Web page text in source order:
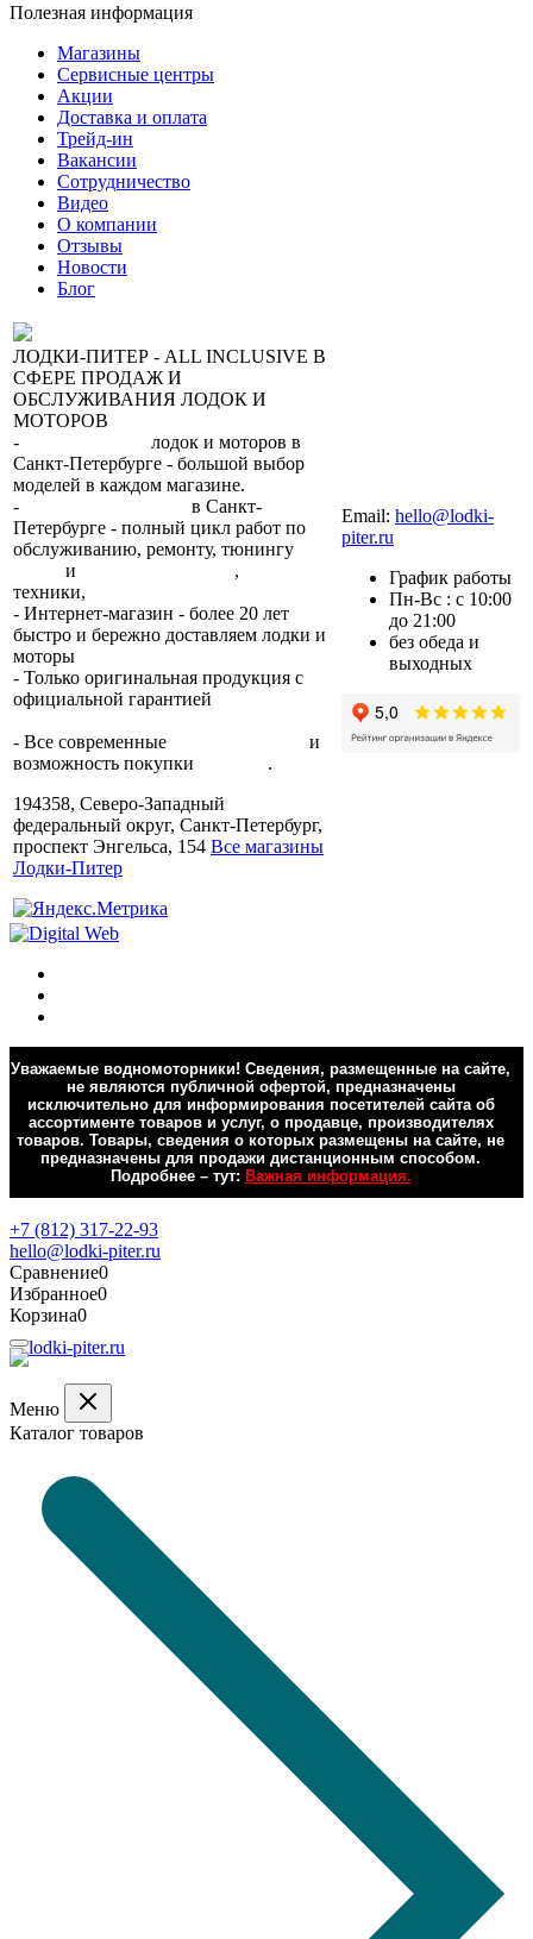
Полезная информация
Магазины
Сервисные центры
Акции
Доставка и оплата
Трейд-ин
Вакансии
Сотрудничество
Видео
О компании
Отзывы
Новости
Блог
ЛОДКИ-ПИТЕР - ALL INCLUSIVE В
СФЕРЕ ПРОДАЖ И
ОБСЛУЖИВАНИЯ ЛОДОК И
МОТОРОВ
-
лодок и моторов в
Санкт-Петербурге - большой выбор
моделей в каждом магазине.
-
в Санкт-
Петербурге - полный цикл работ по
обслуживанию, ремонту, тюнингу
и ,
техники,
- Интернет-магазин - более 20 лет
быстро и бережно доставляем лодки и
моторы
- Только оригинальная продукция с
официальной гарантией
- Все современные
и
возможность покупки
.
194358, Северо-Западный
федеральный округ, Санкт-Петербург,
проспект Энгельса, 154 Все магазины
Лодки-Питер
Email: hello@lodki-
piter.ru
График работы
Пн-Вс : с 10:00
до 21:00
без обеда и
выходных
Уважаемые водномоторники! Сведения, размещенные на сайте,
не являются публичной офертой, предназначены
исключительно для информирования посетителей сайта об
ассортименте товаров и услуг, о продавце, производителях
товаров. Товары, сведения о которых размещены на сайте, не
предназначены для продажи дистанционным способом.
Подробнее – тут: Важная информация.
+7 (812) 317-22-93
hello@lodki-piter.ru
Сравнение0
Избранное0
Корзина0
Меню
Каталог товаров